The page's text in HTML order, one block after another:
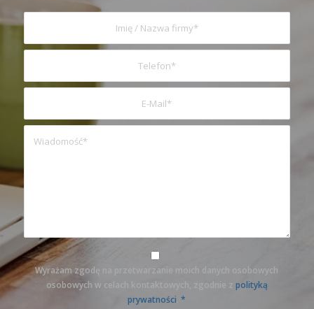
Wyrażam zgodę na przetwarzanie moich danych osobowych
osobowych w celach kontaktowych, zgodnie z polityką
prywatności .*